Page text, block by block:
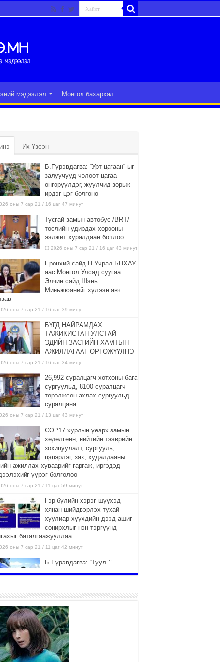
мэдээлэл Монгол бахархал
Их Үзсэн
Б.Пүрэвдагва: “Урт цагаан”-ыг
залуучууд чөлөөт цагаа
өнгөрүүлдэг, жуулчид зорьж
ирдэг цэг болгоно
оны 7 сар 21 / 16 цаг 47 минут
Тусгай замын автобус /BRT/
төслийн удирдах хорооны
ээлжит хуралдаан боллоо
2026 оны 7 сар 21 / 16 цаг 43 минут
Ерөнхий сайд Н.Учрал БНХАУ-
аас Монгол Улсад суугаа
Элчин сайд Шэнь
Миньжюанийг хүлээн авч
оны 7 сар 21 / 16 цаг 39 минут
БҮГД НАЙРАМДАХ
ТАЖИКИСТАН УЛСТАЙ
ЭДИЙН ЗАСГИЙН ХАМТЫН
АЖИЛЛАГААГ ӨРГӨЖҮҮЛНЭ
оны 7 сар 21 / 16 цаг 34 минут
26,992 суралцагч хотхоны бага
сургуульд, 8100 суралцагч
төрөлжсөн ахлах сургуульд
суралцана
оны 7 сар 21 / 13 цаг 43 минут
COP17 хурлын үеэрх замын
хөдөлгөөн, нийтийн тээврийн
зохицуулалт, сургууль,
цэцэрлэг, зах, худалдааны
ажиллах хуваарийг гаргаж, иргэдэд
үүрэг болголоо
оны 7 сар 21 / 11 цаг 59 минут
Гэр бүлийн хэрэг шүүхэд
хянан шийдвэрлэх тухай
хуулиар хүүхдийн дээд ашиг
сонирхлыг нэн тэргүүнд
баталгаажууллаа
оны 7 сар 21 / 11 цаг 42 минут
Б.Пүрэвдагва: “Туул-1”
оны 7 сар 21 / 10 цаг 15 минут
НИЙСЛЭЛ, АЙМГИЙН
УДИРДЛАГУУДЫН АЖЛЫГ
ХҮНД СУРТЛЫГ БУУРУУЛЖ,
ИРГЭД, АЖ АХУЙН НЭГЖИЙН
ХЭРХЭН ХӨНГӨЛСНӨӨР ДҮГНЭНЭ